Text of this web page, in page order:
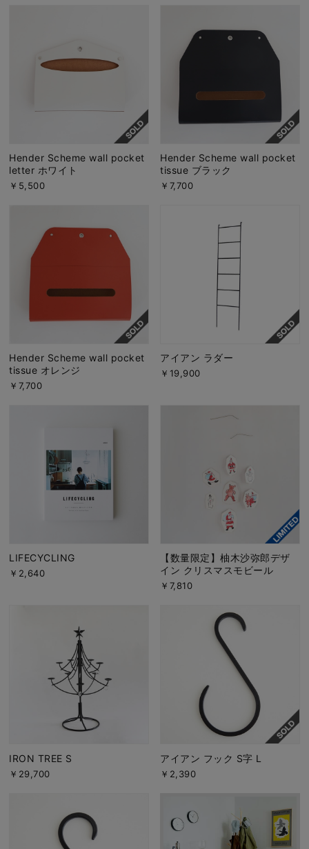
Hender Scheme wall pocket
letter ホワイト
￥5,500
Hender Scheme wall pocket
tissue ブラック
￥7,700
Hender Scheme wall pocket
tissue オレンジ
￥7,700
アイアン ラダー
￥19,900
LIFECYCLING
￥2,640
【数量限定】柚木沙弥郎デザ
イン クリスマスモビール
￥7,810
IRON TREE S
￥29,700
アイアン フック S字 L
￥2,390